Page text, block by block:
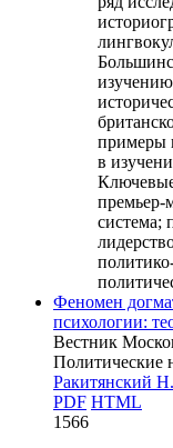
примеры
в
премьер-
система;
Феномен
психологии:
Вестник
Политические
Ракитянский
PDF HTML
1566